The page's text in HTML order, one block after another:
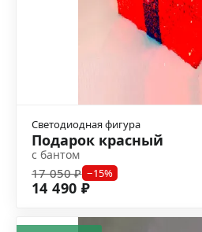
Светодиодная фигура
Подарок красный
с бантом
17 050 ₽ −15%
14 490 ₽